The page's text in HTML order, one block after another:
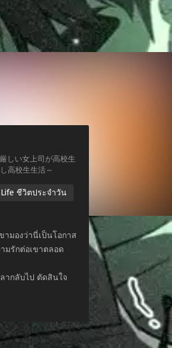
しい女上司が高校生
高校生生活～
ชีวิตประจำวัน
ามองว่านี่เป็นโอกาส
มรักต่อเขาตลอด
ากลับไป ตัดสินใจ